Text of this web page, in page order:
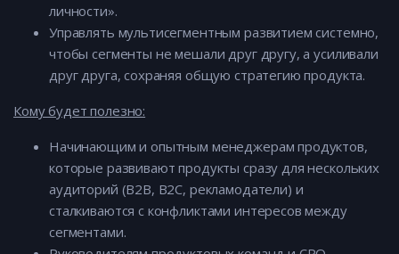
личности».
Управлять мультисегментным развитием системно,
чтобы сегменты не мешали друг другу, а усиливали
друг друга, сохраняя общую стратегию продукта.
Кому будет полезно:
Начинающим и опытным менеджерам продуктов,
которые развивают продукты сразу для нескольких
аудиторий (B2B, B2C, рекламодатели) и
сталкиваются с конфликтами интересов между
сегментами.